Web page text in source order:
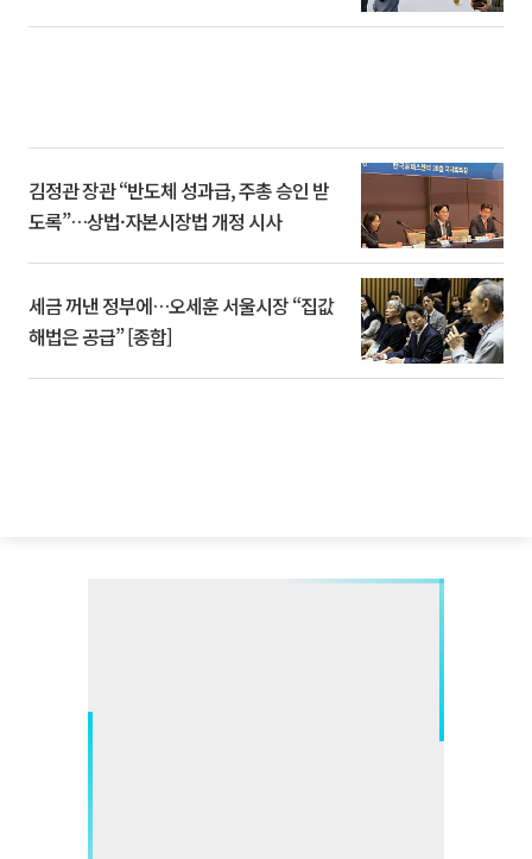
김정관 장관 “반도체 성과급, 주총 승인 받
도록”…상법·자본시장법 개정 시사
세금 꺼낸 정부에…오세훈 서울시장 “집값
해법은 공급” [종합]